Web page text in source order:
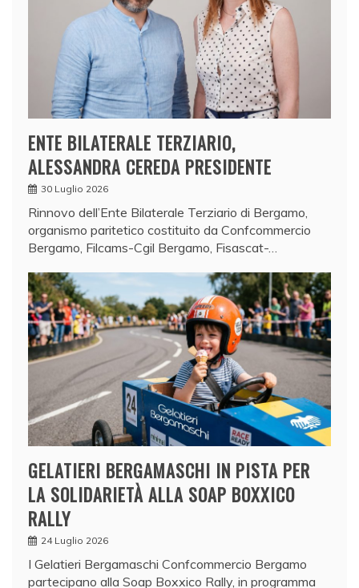
ENTE BILATERALE TERZIARIO,
ALESSANDRA CEREDA PRESIDENTE
30 Luglio 2026
Rinnovo dell’Ente Bilaterale Terziario di Bergamo,
organismo paritetico costituito da Confcommercio
Bergamo, Filcams-Cgil Bergamo, Fisascat-…
GELATIERI BERGAMASCHI IN PISTA PER
LA SOLIDARIETÀ ALLA SOAP BOXXICO
RALLY
24 Luglio 2026
I Gelatieri Bergamaschi Confcommercio Bergamo
partecipano alla Soap Boxxico Rally, in programma